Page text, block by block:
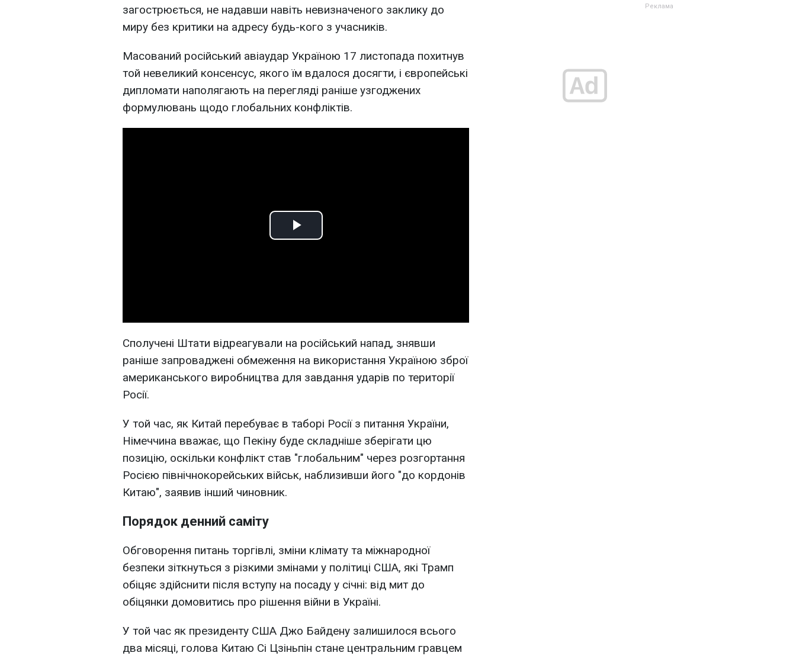
загострюється, не надавши навіть невизначеного заклику до
миру без критики на адресу будь-кого з учасників.
Масований російський авіаудар Україною 17 листопада похитнув
той невеликий консенсус, якого їм вдалося досягти, і європейські
дипломати наполягають на перегляді раніше узгоджених
формулювань щодо глобальних конфліктів.
Play
Сполучені Штати відреагували на російський напад, знявши
раніше запроваджені обмеження на використання Україною зброї
американського виробництва для завдання ударів по території
Росії.
У той час, як Китай перебуває в таборі Росії з питання України,
Німеччина вважає, що Пекіну буде складніше зберігати цю
позицію, оскільки конфлікт став "глобальним" через розгортання
Росією північнокорейських військ, наблизивши його "до кордонів
Китаю", заявив інший чиновник.
Порядок денний саміту
Обговорення питань торгівлі, зміни клімату та міжнародної
безпеки зіткнуться з різкими змінами у політиці США, які Трамп
обіцяє здійснити після вступу на посаду у січні: від мит до
обіцянки домовитись про рішення війни в Україні.
У той час як президенту США Джо Байдену залишилося всього
два місяці, голова Китаю Сі Цзіньпін стане центральним гравцем